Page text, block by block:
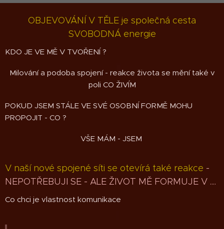
OBJEVOVÁNÍ V TĚLE je společná cesta
SVOBODNÁ energie
KDO JE VE MĚ V TVOŘENÍ ?
Milování a podoba spojení - reakce života se mění také v
poli CO ŽIVÍM
POKUD JSEM STÁLE VE SVÉ OSOBNÍ FORMĚ MOHU
PROPOJIT - CO ?
VŠE MÁM - JSEM
V naší nové spojené síti se otevírá také reakce -
NEPOTŘEBUJI SE - ALE ŽIVOT MĚ FORMUJE V ....
Co chci je vlastnost komunikace